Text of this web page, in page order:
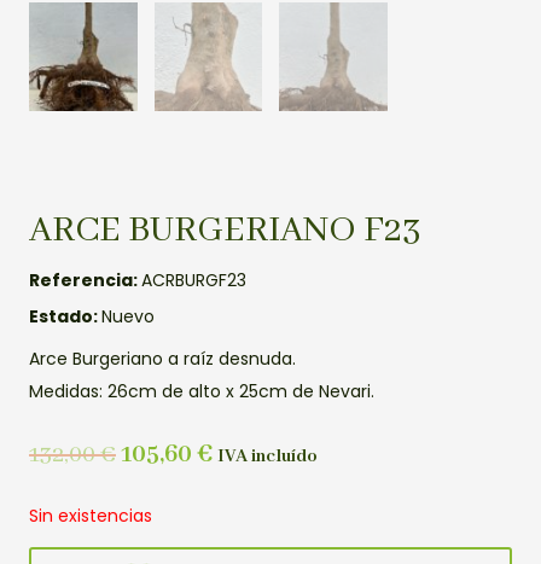
ARCE BURGERIANO F23
Referencia:ACRBURGF23
Estado:Nuevo
Arce Burgeriano a raíz desnuda.
Medidas: 26cm de alto x 25cm de Nevari.
132,00€105,60 € IVA incluído
Sin existencias